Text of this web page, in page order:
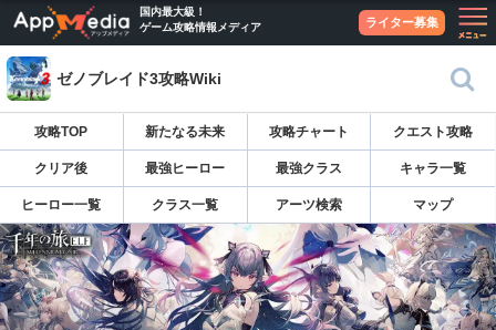
国内最大級！
ゲーム攻略情報メディア
ライター募集
ゼノブレイド3攻略Wiki
攻略TOP 新たなる未来 攻略チャート クエスト攻略
クリア後 最強ヒーロー 最強クラス キャラ一覧
ヒーロー一覧 クラス一覧 アーツ検索 マップ